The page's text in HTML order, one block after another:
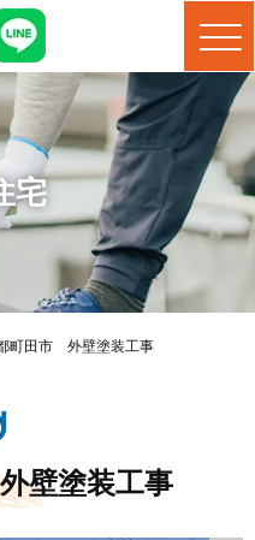
宅
町田市 外壁塗装工事
壁塗装工事